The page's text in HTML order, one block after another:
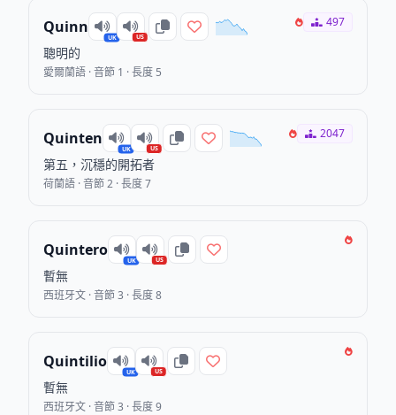
Quinn
UK US
聰明的
愛爾蘭語 · 音節 1 · 長度 5
497
Quinten
UK US
第五，沉穩的開拓者
荷蘭語 · 音節 2 · 長度 7
2047
Quintero
UK US
暫無
西班牙文 · 音節 3 · 長度 8
Quintilio
UK US
暫無
西班牙文 · 音節 3 · 長度 9